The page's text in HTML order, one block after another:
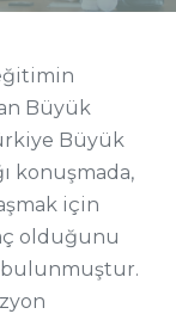
Büyük
Büyük
konuşmada,
için
olduğunu
bulunmuştur.